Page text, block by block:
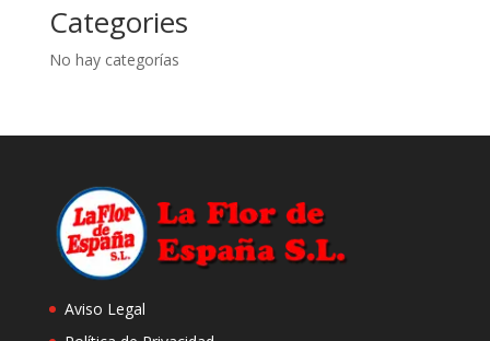
Categories
No hay categorías
Aviso Legal